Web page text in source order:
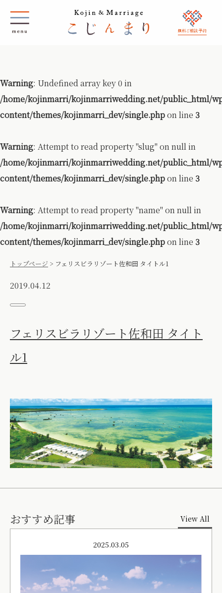
無料ご相談 予約
Warning: Undefined array key 0 in
/home/kojinmarri/kojinmarriwedding.net/public_html/
content/themes/kojinmarri_dev/single.phpon line 3
Warning: Attempt to read property "slug" on null in
/home/kojinmarri/kojinmarriwedding.net/public_html/
content/themes/kojinmarri_dev/single.phpon line 3
Warning: Attempt to read property "name" on null in
/home/kojinmarri/kojinmarriwedding.net/public_html/
content/themes/kojinmarri_dev/single.phpon line 3
トップページ > フェリスビラリゾート佐和田 タイトル1
2019.04.12
フェリスビラリゾート佐和田 タイト
ル1
おすすめ記事 View All
2025.03.05